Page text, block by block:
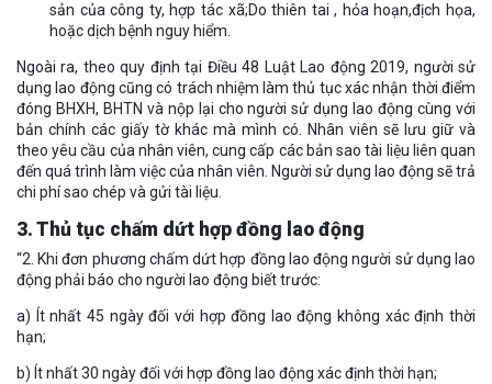
sản của công ty, hợp tác xã;Do thiên tai , hỏa hoạn,địch họa,
hoặc dịch bệnh nguy hiểm.
Ngoài ra, theo quy định tại Điều 48 Luật Lao động 2019, người sử
dụng lao động cũng có trách nhiệm làm thủ tục xác nhận thời điểm
đóng BHXH, BHTN và nộp lại cho người sử dụng lao động cùng với
bản chính các giấy tờ khác mà mình có. Nhân viên sẽ lưu giữ và
theo yêu cầu của nhân viên, cung cấp các bản sao tài liệu liên quan
đến quá trình làm việc của nhân viên. Người sử dụng lao động sẽ trả
chi phí sao chép và gửi tài liệu.
3. Thủ tục chấm dứt hợp đồng lao động
“2. Khi đơn phương chấm dứt hợp đồng lao động người sử dụng lao
động phải báo cho người lao động biết trước:
a) Ít nhất 45 ngày đối với hợp đồng lao động không xác định thời
hạn;
b) Ít nhất 30 ngày đối với hợp đồng lao động xác định thời hạn;